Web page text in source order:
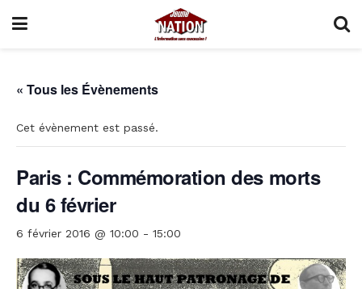
« Tous les Évènements
Cet évènement est passé.
Paris : Commémoration des morts
du 6 février
6 février 2016 @ 10:00 - 15:00